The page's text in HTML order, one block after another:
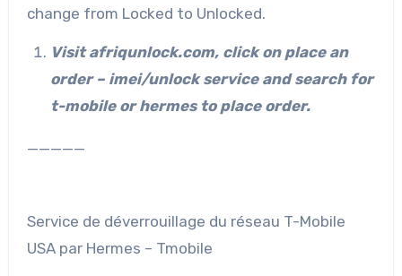
change from Locked to Unlocked.
Visit afriqunlock.com, click on place an
order – imei/unlock service and search for
t-mobile or hermes to place order.
Service de déverrouillage du réseau T-Mobile
USA par Hermes – Tmobile